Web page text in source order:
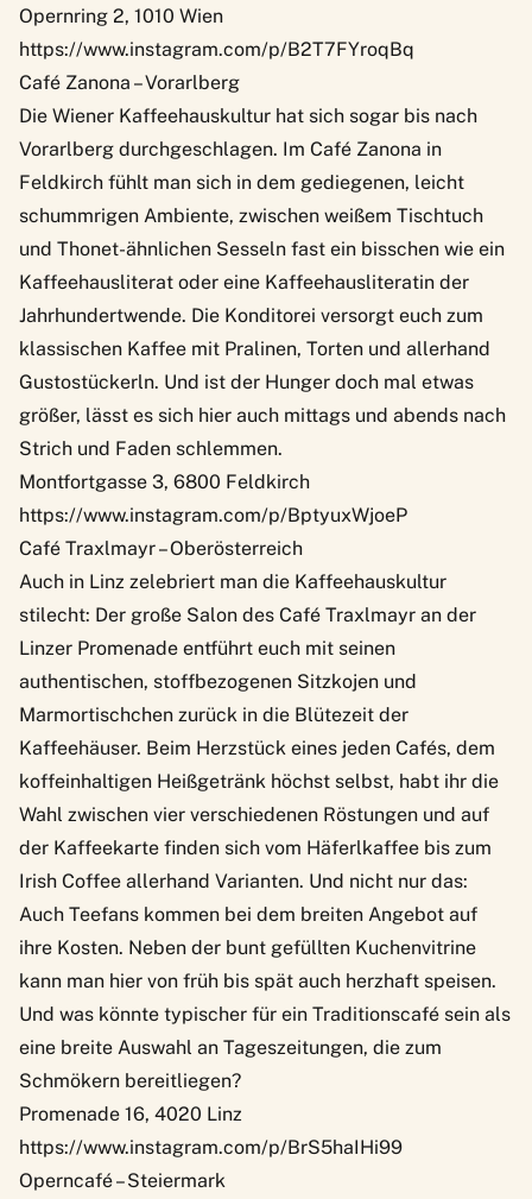
Opernring 2, 1010 Wien
https://www.instagram.com/p/B2T7FYroqBq
Café Zanona – Vorarlberg
Die Wiener Kaffeehauskultur hat sich sogar bis nach
Vorarlberg durchgeschlagen. Im Café Zanona in
Feldkirch fühlt man sich in dem gediegenen, leicht
schummrigen Ambiente, zwischen weißem Tischtuch
und Thonet-ähnlichen Sesseln fast ein bisschen wie ein
Kaffeehausliterat oder eine Kaffeehausliteratin der
Jahrhundertwende. Die Konditorei versorgt euch zum
klassischen Kaffee mit Pralinen, Torten und allerhand
Gustostückerln. Und ist der Hunger doch mal etwas
größer, lässt es sich hier auch mittags und abends nach
Strich und Faden schlemmen.
Montfortgasse 3, 6800 Feldkirch
https://www.instagram.com/p/BptyuxWjoeP
Café Traxlmayr – Oberösterreich
Auch in Linz zelebriert man die Kaffeehauskultur
stilecht: Der große Salon des Café Traxlmayr an der
Linzer Promenade entführt euch mit seinen
authentischen, stoffbezogenen Sitzkojen und
Marmortischchen zurück in die Blütezeit der
Kaffeehäuser. Beim Herzstück eines jeden Cafés, dem
koffeinhaltigen Heißgetränk höchst selbst, habt ihr die
Wahl zwischen vier verschiedenen Röstungen und auf
der Kaffeekarte finden sich vom Häferlkaffee bis zum
Irish Coffee allerhand Varianten. Und nicht nur das:
Auch Teefans kommen bei dem breiten Angebot auf
ihre Kosten. Neben der bunt gefüllten Kuchenvitrine
kann man hier von früh bis spät auch herzhaft speisen.
Und was könnte typischer für ein Traditionscafé sein als
eine breite Auswahl an Tageszeitungen, die zum
Schmökern bereitliegen?
Promenade 16, 4020 Linz
https://www.instagram.com/p/BrS5haIHi99
Operncafé – Steiermark